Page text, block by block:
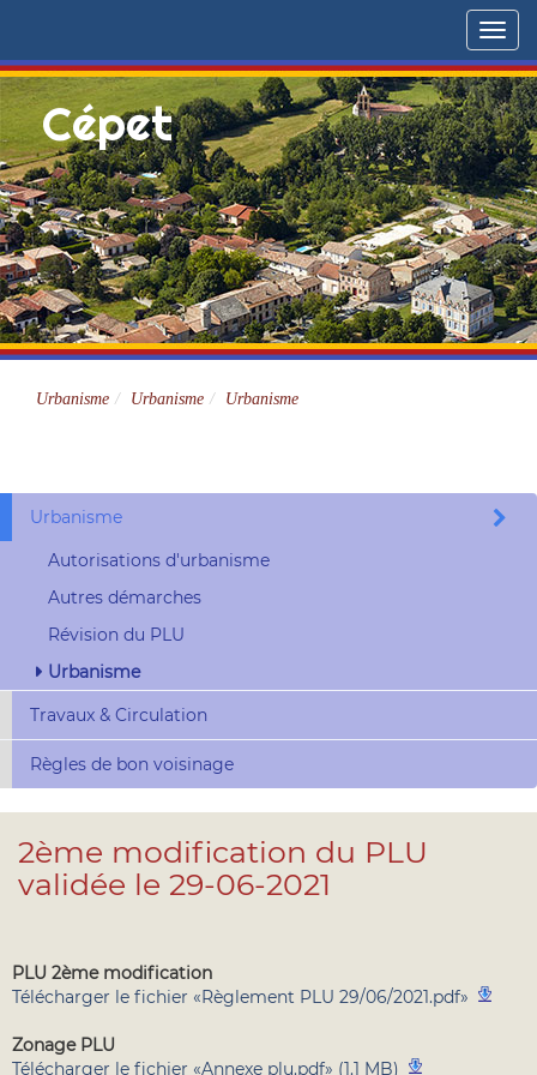
Menu
Cépet
Site officiel
Urbanisme Urbanisme Urbanisme
Urbanisme
Autorisations d'urbanisme
Autres démarches
Révision du PLU
Urbanisme
Travaux & Circulation
Règles de bon voisinage
2ème modification du PLU
validée le 29-06-2021
PLU 2ème modification
Télécharger le fichier «Règlement PLU 29/06/2021.pdf»
Zonage PLU
Télécharger le fichier «Annexe plu.pdf» (1.1 MB)